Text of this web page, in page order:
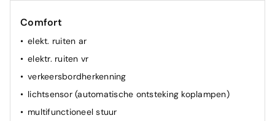
Comfort
elekt. ruiten ar
elektr. ruiten vr
verkeersbordherkenning
lichtsensor (automatische ontsteking koplampen)
multifunctioneel stuur